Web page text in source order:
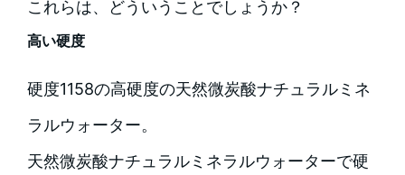
これらは、どういうことでしょうか？
高い硬度
硬度1158の高硬度の天然微炭酸ナチュラルミネ
ラルウォーター。
天然微炭酸ナチュラルミネラルウォーターで硬